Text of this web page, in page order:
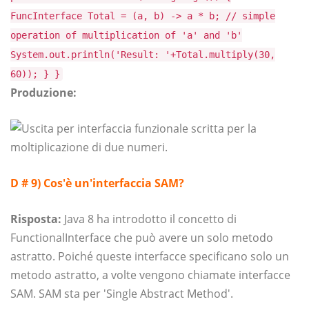
FuncInterface Total = (a, b) -> a * b; // simple
operation of multiplication of 'a' and 'b'
System.out.println('Result: '+Total.multiply(30,
60)); } }
Produzione:
D # 9) Cos'è un'interfaccia SAM?
Risposta: Java 8 ha introdotto il concetto di
FunctionalInterface che può avere un solo metodo
astratto. Poiché queste interfacce specificano solo un
metodo astratto, a volte vengono chiamate interfacce
SAM. SAM sta per 'Single Abstract Method'.